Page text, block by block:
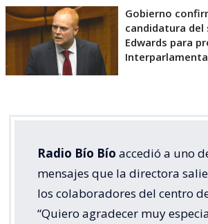
Gobierno
candidatura del
Edwards para
Radio Bío Bío accedió a uno
mensajes que la directora
los colaboradores del centro
“Quiero agradecer muy